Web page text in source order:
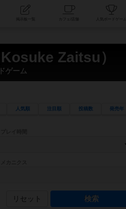
コミュニティ
Zaitsu）
ゲーム
人気順 注目順 投稿数 発売年
目安となる所要時間を指定することができます。
きます。直感的にゲームシステムを理解できる
ゲーム性を構成するコアシステムです。主にボー
リセット